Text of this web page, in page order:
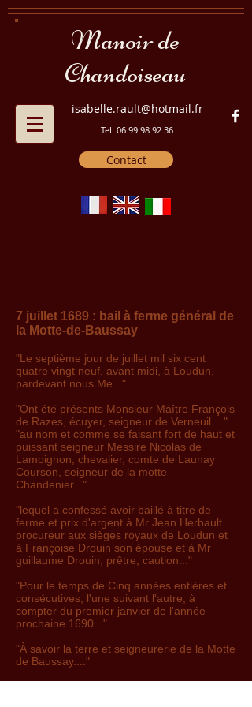
Manoir de
Chandoiseau
isabelle.rault@hotmail.fr
Tel. 06 99 98 92 36
Contact
7 juillet 1689 : bail à ferme général de
la Motte-de-Baussay
"Le septième jour de juillet mil six cent
quatre vingt neuf, avant midi, à Loudun,
pardevant nous Me..."
"Ont été présents Monsieur Maître François
de Razes, écuyer, seigneur de Verneuil...."
"au nom et comme se faisant fort de haut et
puissant seigneur Messire Nicolas de
Lamoignon, chevalier, comte de Launay
Courson, seigneur de la motte
Chandenier..."
"lequel a confessé avoir baillé à titre de
ferme et prix d'argent à Mr Jean Herbault
procureur aux sièges royaux de Loudun et
à Françoise Drouin son épouse et à Mr
guillaume Drouin, prêtre, caution..."
"Pour le temps de Cinq années entières et
consécutives, l'une suivant l'autre, à
compter du premier janvier de l'année
prochaine 1690..."
"À savoir la terre et seigneurerie de la Motte
de Baussay...."